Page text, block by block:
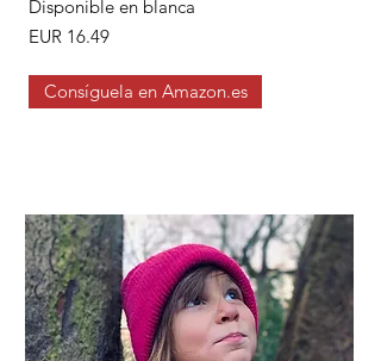
Disponible en blanca
EUR 16.49
Consíguela en Amazon.es